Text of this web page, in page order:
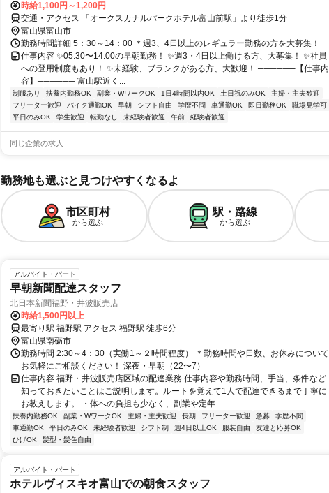
時給1,100円～1,200円
交通・アクセス 「オークスカナルパークホテル富山前駅」より徒歩1分
富山県富山市
勤務時間詳細 5：30～14：00 ＊週3、4日以上のレギュラー勤務の方を大募集！
仕事内容 ✨05:30〜14:00の早朝勤務！ ✨週3・4日以上働ける方、大募集！ ✨社員
への登用制度もあり！ ✨未経験、ブランクがある方、大歓迎！ ──────【仕事内
容】────── 富山駅近く...
制服あり 扶養内勤務OK 副業・WワークOK 1日4時間以内OK 土日祝のみOK
主婦・主夫歓迎
フリーター歓迎
バイク通勤OK 早朝 シフト自由 学歴不問 車通勤OK 即日勤務OK
職場見学可
平日のみOK
学生歓迎 転勤なし 未経験者歓迎 午前 経験者歓迎
同じ企業の求人
勤務地も選ぶと見つけやすくなるよ
市区町村
から選ぶ
駅・路線
から選ぶ
アルバイト・パート
早朝新聞配達スタッフ
北日本新聞福野・井波販売店
時給1,500円以上
最寄り駅 福野駅 アクセス 福野駅 徒歩6分
富山県南砺市
勤務時間 2:30～4：30（実働1～２時間程度） ＊勤務時間や日数、お休みについて
お気軽にご相談ください！ 深夜・早朝（22〜7）
仕事内容 福野・井波販売店区域の配達業務 仕事内容や勤務時間、手当、条件など
知っておきたいことはご説明します。ルートを覚えて1人で配達できるまで丁寧に
お教えします。 ・体への負担も少なく、副業や定年...
扶養内勤務OK 副業・WワークOK 主婦・主夫歓迎 長期 フリーター歓迎 急募
学歴不問
車通勤OK
平日のみOK 未経験者歓迎 シフト制 週4日以上OK 服装自由
友達と応募OK
ひげOK
髪型・髪色自由
アルバイト・パート
ホテルヴィスキオ富山での朝食スタッフ